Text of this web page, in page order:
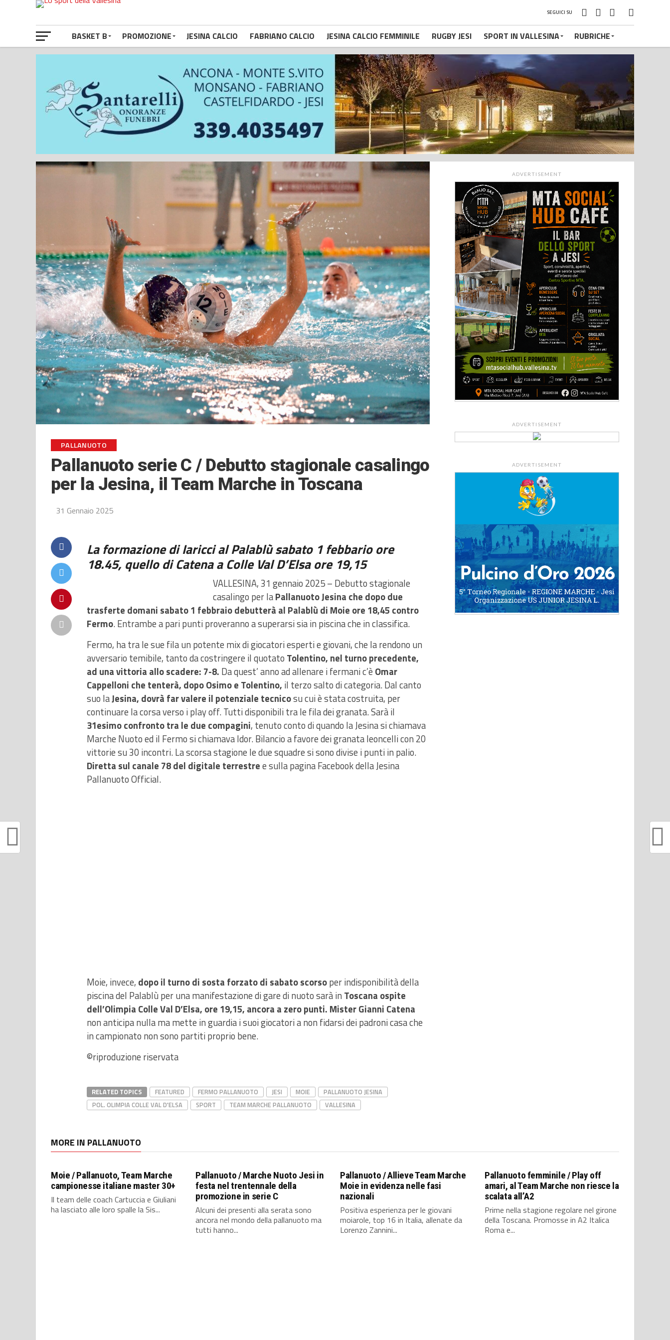
SEGUICI SU
BASKET B PROMOZIONE JESINA CALCIO FABRIANO CALCIO JESINA CALCIO FEMMINILE RUGBY JESI SPORT IN VALLESINA RUBRICHE
PALLANUOTO
Pallanuoto serie C / Debutto stagionale casalingo
per la Jesina, il Team Marche in Toscana
31 Gennaio 2025
La formazione di Iaricci al Palablù sabato 1 febbario ore
18.45, quello di Catena a Colle Val D’Elsa ore 19,15
VALLESINA, 31 gennaio 2025 – Debutto stagionale
casalingo per laPallanuoto Jesina che dopo due
trasferte domani sabato 1 febbraio debutterà al Palablù di Moie ore 18,45 contro
Fermo. Entrambe a pari punti proveranno a superarsi sia in piscina che in classifica.
Fermo, ha tra le sue fila un potente mix di giocatori esperti e giovani, che la rendono un
avversario temibile, tanto da costringere il quotato Tolentino, nel turno precedente,
ad una vittoria allo scadere: 7-8. Da quest’ anno ad allenare i fermani c’è Omar
Cappelloni che tenterà, dopo Osimo e Tolentino, il terzo salto di categoria. Dal canto
suo laJesina, dovrà far valere il potenziale tecnicosu cui è stata costruita, per
continuare la corsa verso i play off. Tutti disponibili tra le fila dei granata. Sarà il
31esimo confronto tra le due compagini, tenuto conto di quando la Jesina si chiamava
Marche Nuoto ed il Fermo si chiamava Idor. Bilancio a favore dei granata leoncelli con 20
vittorie su 30 incontri. La scorsa stagione le due squadre si sono divise i punti in palio.
Diretta sul canale 78 del digitale terrestree sulla pagina Facebook della Jesina
Pallanuoto Official.
Moie, invece, dopo il turno di sosta forzato di sabato scorsoper indisponibilità della
piscina del Palablù per una manifestazione di gare di nuoto sarà in Toscana ospite
dell’Olimpia Colle Val D’Elsa, ore 19,15, ancora a zero punti. Mister Gianni Catena
non anticipa nulla ma mette in guardia i suoi giocatori a non fidarsi dei padroni casa che
in campionato non sono partiti proprio bene.
©riproduzione riservata
RELATED TOPICS FEATURED FERMO PALLANUOTO JESI MOIE
PALLANUOTO JESINA
POL. OLIMPIA COLLE VAL D'ELSA
SPORT TEAM MARCHE PALLANUOTO VALLESINA
ADVERTISEMENT
ADVERTISEMENT
ADVERTISEMENT
MORE IN PALLANUOTO
Moie / Pallanuoto, Team Marche
campionesse italiane master 30+
Il team delle coach Cartuccia e Giuliani
ha lasciato alle loro spalle la Sis...
Pallanuoto / Marche Nuoto Jesi in
festa nel trentennale della
promozione in serie C
Alcuni dei presenti alla serata sono
ancora nel mondo della pallanuoto ma
tutti hanno...
Pallanuoto / Allieve Team Marche
Moie in evidenza nelle fasi
nazionali
Positiva esperienza per le giovani
moiarole, top 16 in Italia, allenate da
Lorenzo Zannini...
Pallanuoto femminile / Play off
amari, al Team Marche non riesce la
scalata all’A2
Prime nella stagione regolare nel girone
della Toscana. Promosse in A2 Italica
Roma e...